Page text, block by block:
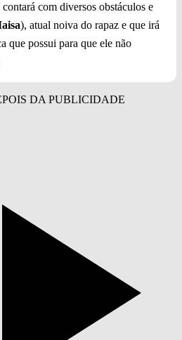
com diversos obstáculos e
), atual noiva do rapaz e que irá
que possui para que ele não